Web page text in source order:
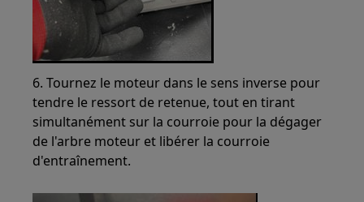
6. Tournez le moteur dans le sens inverse pour
tendre le ressort de retenue, tout en tirant
simultanément sur la courroie pour la dégager
de l'arbre moteur et libérer la courroie
d'entraînement.